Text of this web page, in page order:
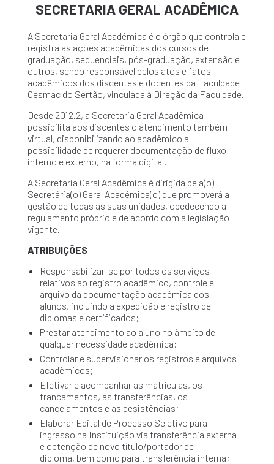
SECRETARIA GERAL ACADÊMICA
A Secretaria Geral Acadêmica é o órgão que controla e
registra as ações acadêmicas dos cursos de
graduação, sequenciais, pós-graduação, extensão e
outros, sendo responsável pelos atos e fatos
acadêmicos dos discentes e docentes da Faculdade
Cesmac do Sertão, vinculada à Direção da Faculdade.
Desde 2012.2, a Secretaria Geral Acadêmica
possibilita aos discentes o atendimento também
virtual, disponibilizando ao acadêmico a
possibilidade de requerer documentação de fluxo
interno e externo, na forma digital.
A Secretaria Geral Acadêmica é dirigida pela(o)
Secretária(o) Geral Acadêmica(o) que promoverá a
gestão de todas as suas unidades, obedecendo a
regulamento próprio e de acordo com a legislação
vigente.
ATRIBUIÇÕES
Responsabilizar-se por todos os serviços
relativos ao registro acadêmico, controle e
arquivo da documentação acadêmica dos
alunos, incluindo a expedição e registro de
diplomas e certificados;
Prestar atendimento ao aluno no âmbito de
qualquer necessidade acadêmica;
Controlar e supervisionar os registros e arquivos
acadêmicos;
Efetivar e acompanhar as matrículas, os
trancamentos, as transferências, os
cancelamentos e as desistências;
Elaborar Edital de Processo Seletivo para
ingresso na Instituição via transferência externa
e obtenção de novo título/portador de
diploma, bem como para transferência interna;